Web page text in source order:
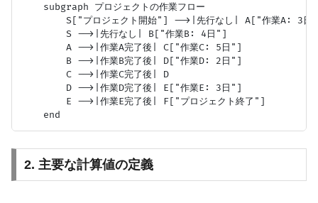
    subgraph プロジェクトの作業フロー
S["プロジェクト開始"] -->|先行なし| A["作業A: 3日
        S -->|先行なし| B["作業B: 4日"]
        A -->|作業A完了後| C["作業C: 5日"]
        B -->|作業B完了後| D["作業D: 2日"]
        C -->|作業C完了後| D
        D -->|作業D完了後| E["作業E: 3日"]
        E -->|作業E完了後| F["プロジェクト終了"]
2. 主要な計算値の定義